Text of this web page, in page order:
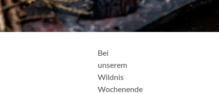
Bei
unserem
Wildnis
Wochenende